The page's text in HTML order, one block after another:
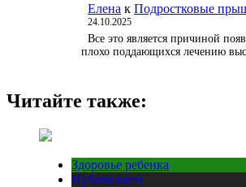
Елена к Подростковые
24.10.2025
Все это является причиной
плохо поддающихся лечению
Читайте также:
Здоровье ребенка
Публикации